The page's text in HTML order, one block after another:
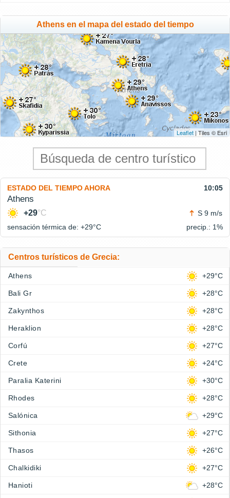
Athens en el mapa del estado del tiempo
Leaflet | Tiles © Esri
ESTADO DEL TIEMPO AHORA 10:05
Athens
+29°C
S 9 m/s
sensación térmica de: +29°C precip.: 1%
Centros turísticos de Grecia:
Athens +29°C
Bali Gr +28°C
Zakynthos +28°C
Heraklion +28°C
Corfú +27°C
Crete +24°C
Paralia Katerini +30°C
Rhodes +28°C
Salónica +29°C
Sithonia +27°C
Thasos +26°C
Chalkidiki +27°C
Hanioti +28°C